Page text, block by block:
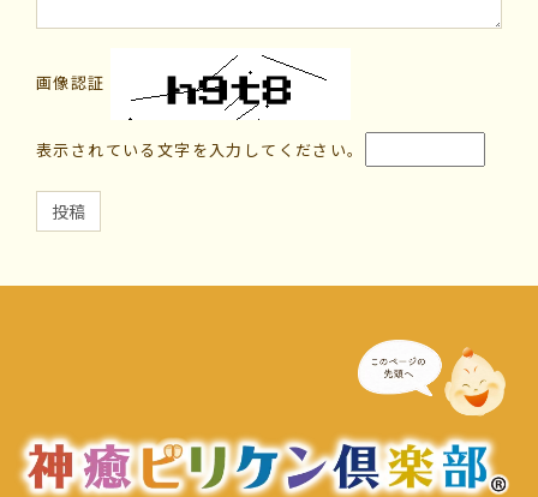
画像認証
表示されている文字を入力してください。